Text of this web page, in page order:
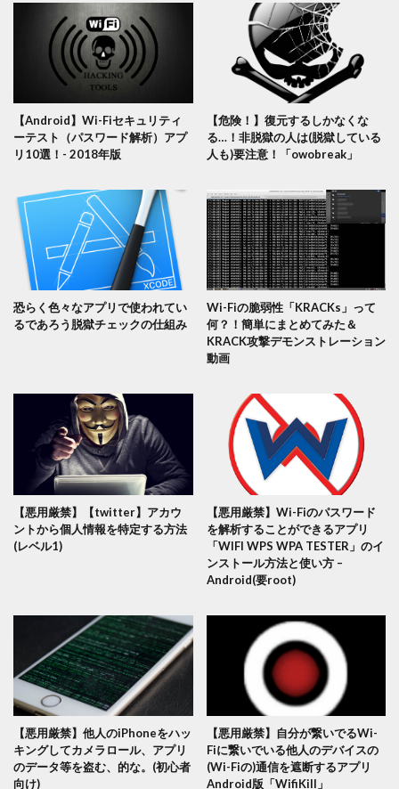
【Android】Wi-Fiセキュリティ
ーテスト（パスワード解析）アプ
リ10選！- 2018年版
【危険！】復元するしかなくな
る…！非脱獄の人は(脱獄している
人も)要注意！「owobreak」
恐らく色々なアプリで使われてい
るであろう脱獄チェックの仕組み
Wi-Fiの脆弱性「KRACKs」って
何？！簡単にまとめてみた＆
KRACK攻撃デモンストレーション
動画
【悪用厳禁】【twitter】アカウ
ントから個人情報を特定する方法
(レベル1)
【悪用厳禁】Wi-Fiのパスワード
を解析することができるアプリ
「WIFI WPS WPA TESTER」のイ
ンストール方法と使い方 –
Android(要root)
【悪用厳禁】他人のiPhoneをハッ
キングしてカメラロール、アプリ
のデータ等を盗む、的な。(初心者
向け)
【悪用厳禁】自分が繋いでるWi-
Fiに繋いでいる他人のデバイスの
(Wi-Fiの)通信を遮断するアプリ
Android版「WifiKill」